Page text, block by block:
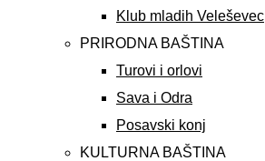
Klub mladih Veleševec
PRIRODNA BAŠTINA
Turovi i orlovi
Sava i Odra
Posavski konj
KULTURNA BAŠTINA